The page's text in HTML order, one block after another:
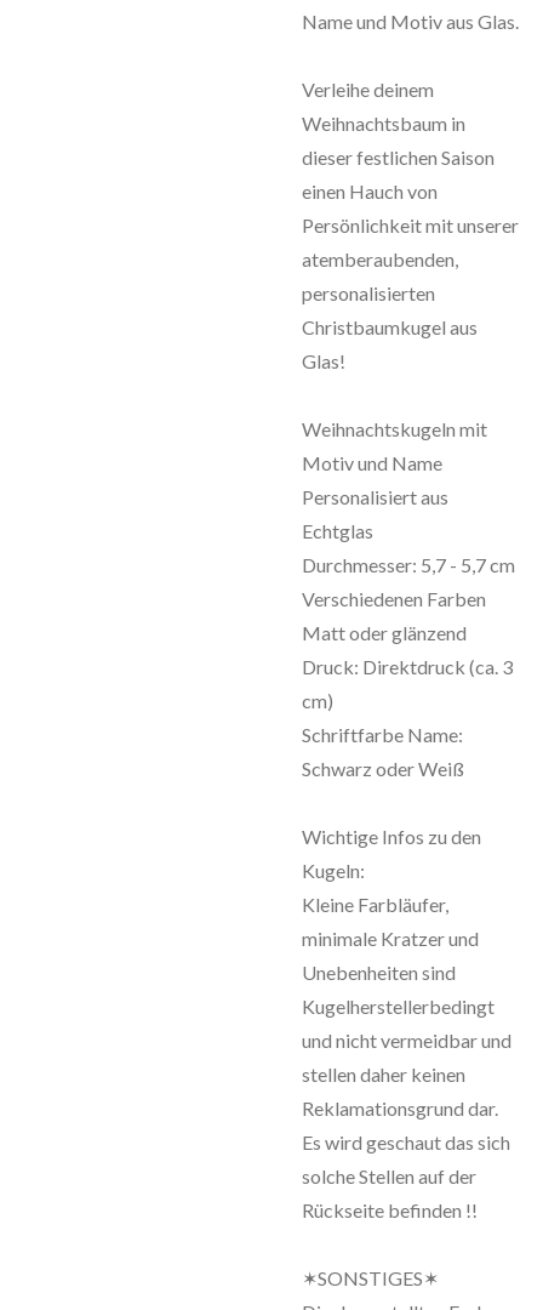
Name und Motiv aus Glas.
Verleihe deinem
Weihnachtsbaum in
dieser festlichen Saison
einen Hauch von
Persönlichkeit mit unserer
atemberaubenden,
personalisierten
Christbaumkugel aus
Glas!
Weihnachtskugeln mit
Motiv und Name
Personalisiert aus
Echtglas
Durchmesser: 5,7 - 5,7 cm
Verschiedenen Farben
Matt oder glänzend
Druck: Direktdruck (ca. 3
cm)
Schriftfarbe Name:
Schwarz oder Weiß
Wichtige Infos zu den
Kugeln:
Kleine Farbläufer,
minimale Kratzer und
Unebenheiten sind
Kugelherstellerbedingt
und nicht vermeidbar und
stellen daher keinen
Reklamationsgrund dar.
Es wird geschaut das sich
solche Stellen auf der
Rückseite befinden !!
✶SONSTIGES✶